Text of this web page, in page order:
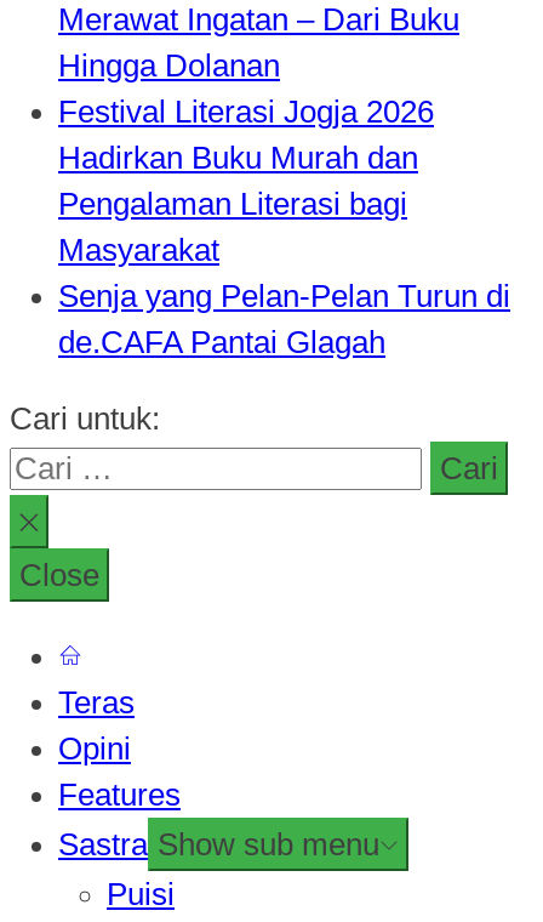
Merawat Ingatan – Dari Buku
Hingga Dolanan
Festival Literasi Jogja 2026
Hadirkan Buku Murah dan
Pengalaman Literasi bagi
Masyarakat
Senja yang Pelan-Pelan Turun di
de.CAFA Pantai Glagah
Cari untuk:
Close
Teras
Opini
Features
Sastra Show sub menu
Puisi